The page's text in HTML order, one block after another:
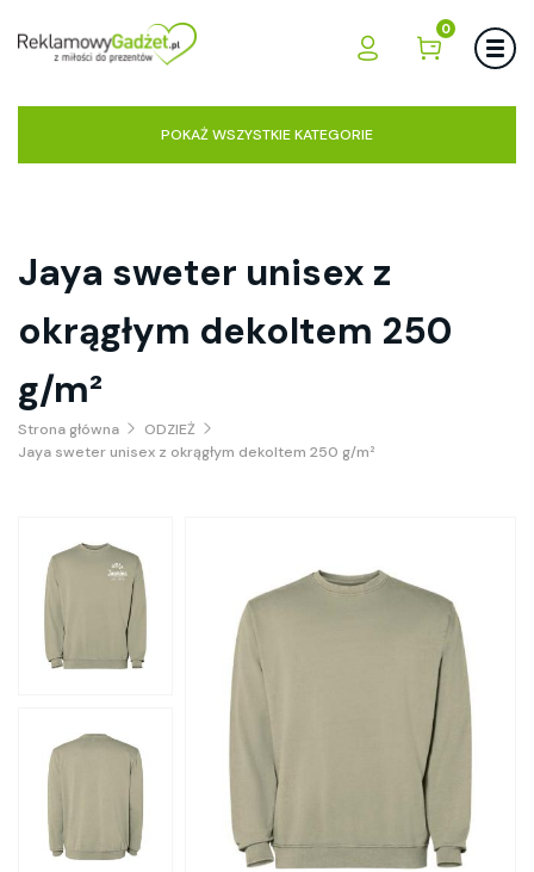
0
POKAŻ WSZYSTKIE KATEGORIE
Jaya sweter unisex z
okrągłym dekoltem 250
g/m²
Strona główna
ODZIEŻ
Jaya sweter unisex z okrągłym dekoltem 250 g/m²